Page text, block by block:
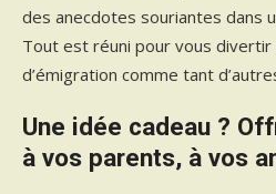
des anecdotes souriantes dans
Tout est réuni pour vous
d’émigration comme tant
Une idée cadeau ?
à vos parents, à vos